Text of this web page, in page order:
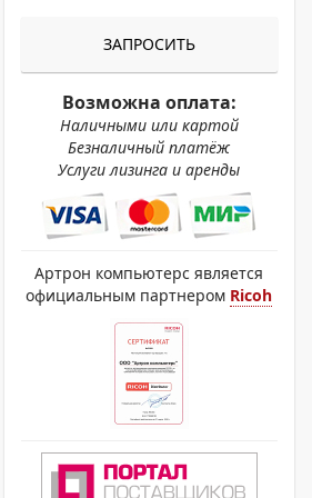
ЗАПРОСИТЬ
Возможна оплата:
Наличными или картой
Безналичный платёж
Услуги лизинга и аренды
Артрон компьютерс является
официальным партнером Ricoh